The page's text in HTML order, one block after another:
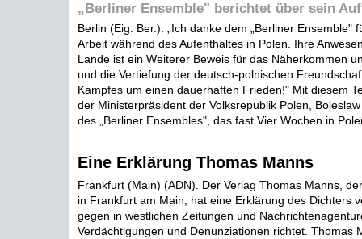
„Berliner Ensemble" berichtet über sein
Berlin (Eig. Ber.). „Ich danke dem „Berliner Ensemble"
Arbeit während des Aufenthaltes in Polen. Ihre
Lande ist ein Weiterer Beweis für das Näherkommen
und die Vertiefung der deutsch-polnischen
Kampfes um einen dauerhaften Frieden!" Mit diesem
der Ministerpräsident der Volksrepublik Polen,
des „Berliner Ensembles", das fast Vier Wochen in
Eine Erklärung Thomas Manns
Frankfurt (Main) (ADN). Der Verlag Thomas Manns,
in Frankfurt am Main, hat eine Erklärung des Dichters
gegen in westlichen Zeitungen und
Verdächtigungen und Denunziationen richtet. Thomas